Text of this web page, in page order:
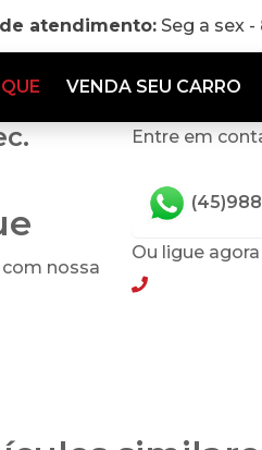
atendimento: Seg a sex
VENDA SEU CARRO
nossa
Entre em
Ou ligue